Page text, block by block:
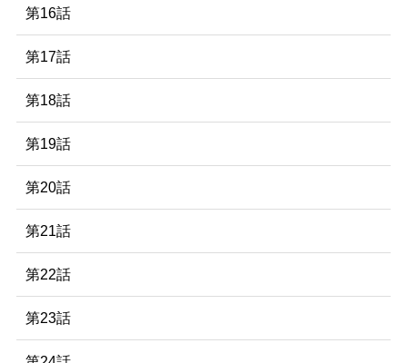
第16話
第17話
第18話
第19話
第20話
第21話
第22話
第23話